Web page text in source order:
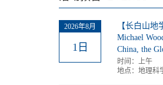
2026年8月
1日
【长白山地
Michael
China, the
时间： 上午
地点： 地理科